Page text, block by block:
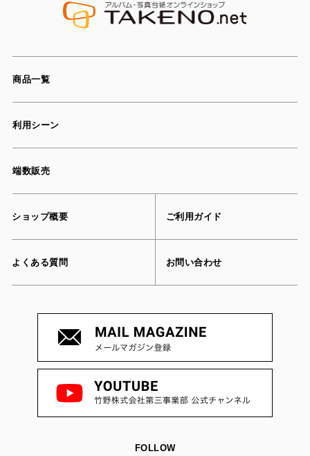
商品一覧
利用シーン
端数販売
ショップ概要 ご利用ガイド
よくある質問 お問い合わせ
FOLLOW